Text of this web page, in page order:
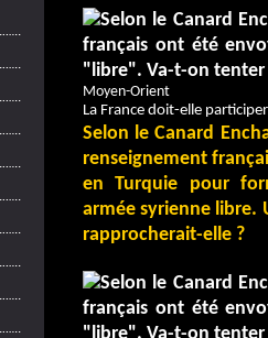
Moyen-Orient
La France doit-elle
Selon le Canard
renseignement
en Turquie pour
armée syrienne libre.
rapprocherait-elle ?